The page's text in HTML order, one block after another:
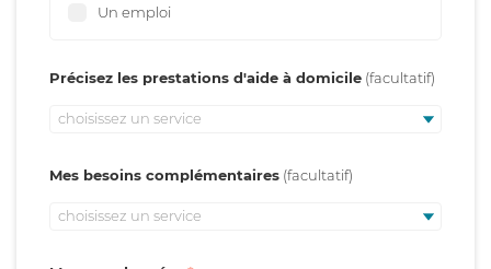
Un emploi
Précisez les prestations d'aide à domicile
choisissez un service
Mes besoins complémentaires
choisissez un service